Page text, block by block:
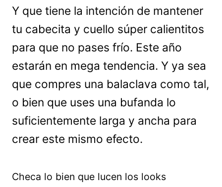
Y que tiene la intención de mantener
tu cabecita y cuello súper calientitos
para que no pases frío. Este año
estarán en mega tendencia. Y ya sea
que compres una balaclava como tal,
o bien que uses una bufanda lo
suficientemente larga y ancha para
crear este mismo efecto.
Checa lo bien que lucen los looks